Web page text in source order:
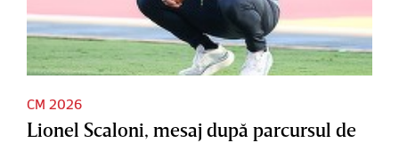
CM 2026
Lionel Scaloni, mesaj după parcursul de